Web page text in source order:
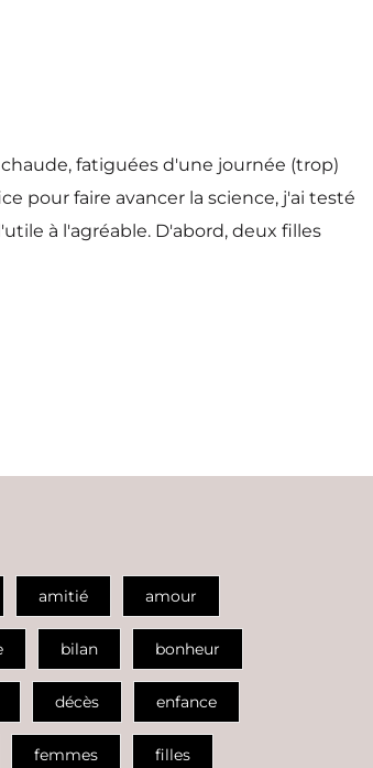
fatiguées d'une journée (trop)
pour faire avancer la science, j'ai testé
à l'agréable. D'abord, deux filles
amitié amour
bilan bonheur
décès enfance
femmes filles